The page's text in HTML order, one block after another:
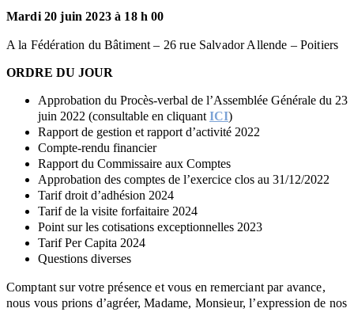
Mardi 20 juin 2023 à 18 h 00
A la Fédération du Bâtiment – 26 rue Salvador Allende – Poitiers
ORDRE DU JOUR
Approbation du Procès-verbal de l’Assemblée Générale du 23
juin 2022 (consultable en cliquant ICI)
Rapport de gestion et rapport d’activité 2022
Compte-rendu financier
Rapport du Commissaire aux Comptes
Approbation des comptes de l’exercice clos au 31/12/2022
Tarif droit d’adhésion 2024
Tarif de la visite forfaitaire 2024
Point sur les cotisations exceptionnelles 2023
Tarif Per Capita 2024
Questions diverses
Comptant sur votre présence et vous en remerciant par avance,
nous vous prions d’agréer, Madame, Monsieur, l’expression de nos